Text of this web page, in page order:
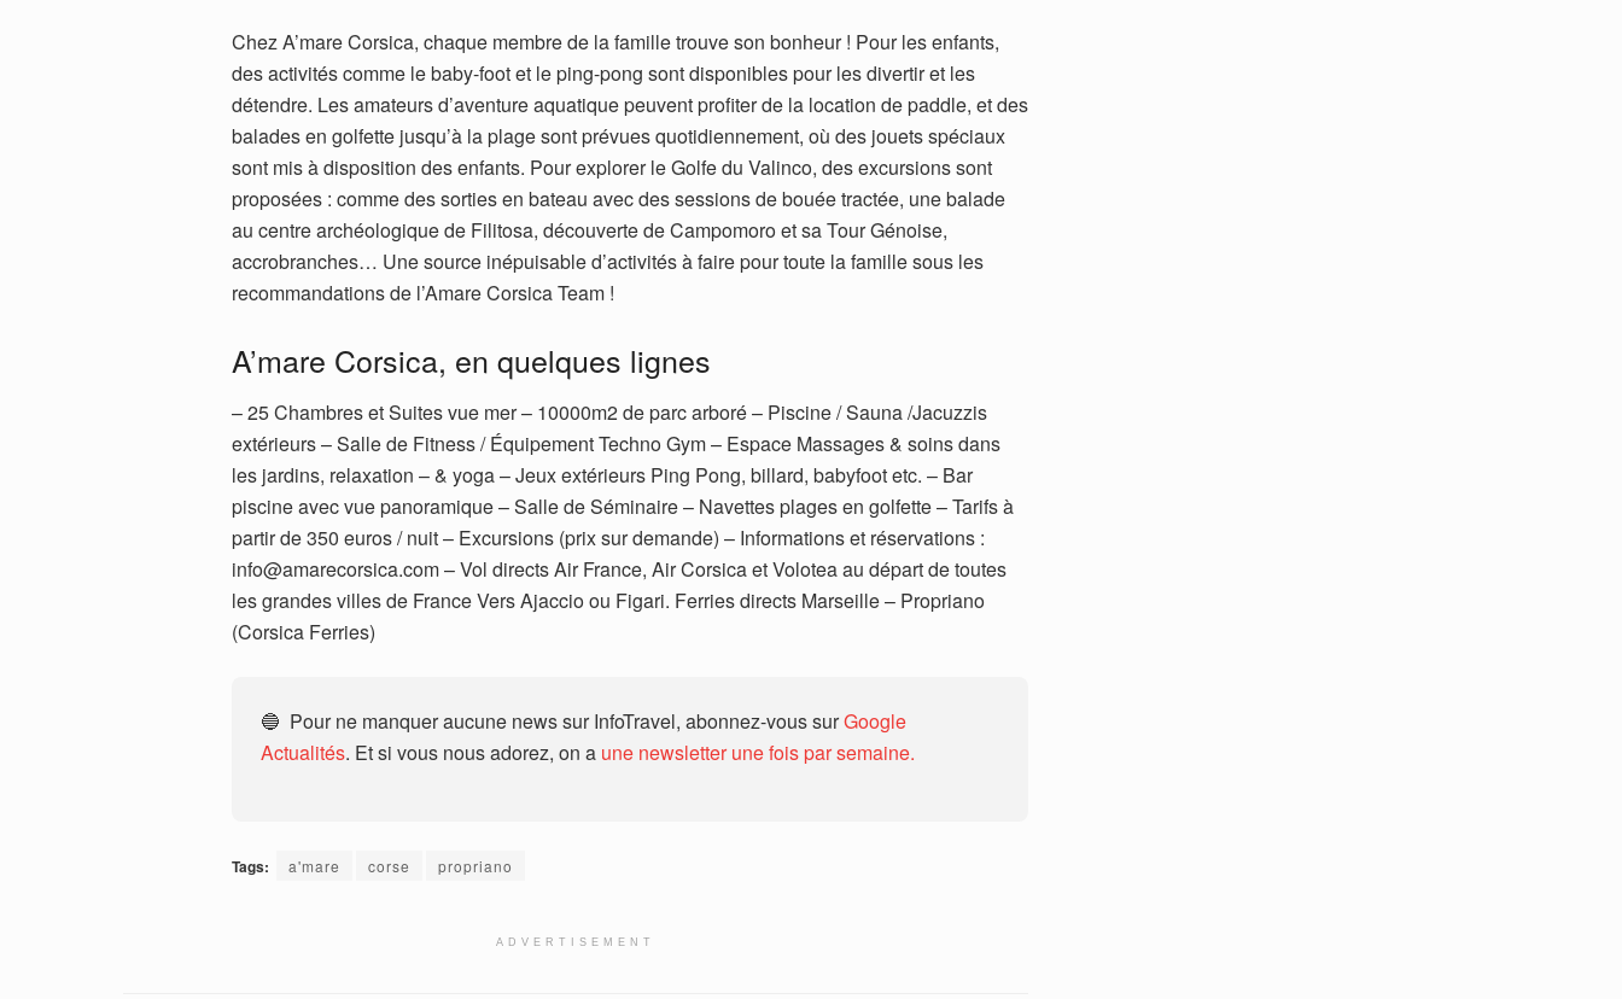
Chez A’mare Corsica, chaque membre de la famille trouve son bonheur ! Pour les enfants,
des activités comme le baby-foot et le ping-pong sont disponibles pour les divertir et les
détendre. Les amateurs d’aventure aquatique peuvent profiter de la location de paddle, et des
balades en golfette jusqu’à la plage sont prévues quotidiennement, où des jouets spéciaux
sont mis à disposition des enfants. Pour explorer le Golfe du Valinco, des excursions sont
proposées : comme des sorties en bateau avec des sessions de bouée tractée, une balade
au centre archéologique de Filitosa, découverte de Campomoro et sa Tour Génoise,
accrobranches… Une source inépuisable d’activités à faire pour toute la famille sous les
recommandations de l’Amare Corsica Team !
A’mare Corsica, en quelques lignes
– 25 Chambres et Suites vue mer – 10000m2 de parc arboré – Piscine / Sauna /Jacuzzis
extérieurs – Salle de Fitness / Équipement Techno Gym – Espace Massages & soins dans
les jardins, relaxation – & yoga – Jeux extérieurs Ping Pong, billard, babyfoot etc. – Bar
piscine avec vue panoramique – Salle de Séminaire – Navettes plages en golfette – Tarifs à
partir de 350 euros / nuit – Excursions (prix sur demande) – Informations et réservations :
info@amarecorsica.com – Vol directs Air France, Air Corsica et Volotea au départ de toutes
les grandes villes de France Vers Ajaccio ou Figari. Ferries directs Marseille – Propriano
(Corsica Ferries)
🔵 Pour ne manquer aucune news sur InfoTravel, abonnez-vous surGoogle
Actualités. Et si vous nous adorez, on a une newsletter une fois par semaine.
Tags: a'mare corse propriano
ADVERTISEMENT